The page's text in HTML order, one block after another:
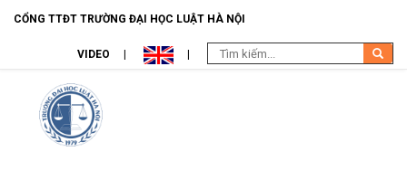
CỔNG TTĐT TRƯỜNG ĐẠI HỌC LUẬT HÀ NỘI
VIDEO